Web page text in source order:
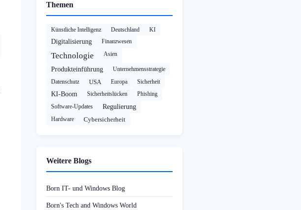
Themen
Künstliche Intelligenz Deutschland KI
Digitalisierung Finanzwesen
Technologie Asien
Produkteinführung
Unternehmensstrategie
Datenschutz
USA Europa Sicherheit
KI-Boom Sicherheitslücken
Phishing
Software-Updates
Regulierung
Hardware Cybersicherheit
Weitere Blogs
Born IT- und Windows Blog
Born's Tech and Windows World